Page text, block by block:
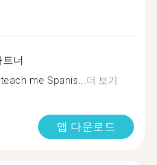
너
me Spanis...더 보기
앱 다운로드